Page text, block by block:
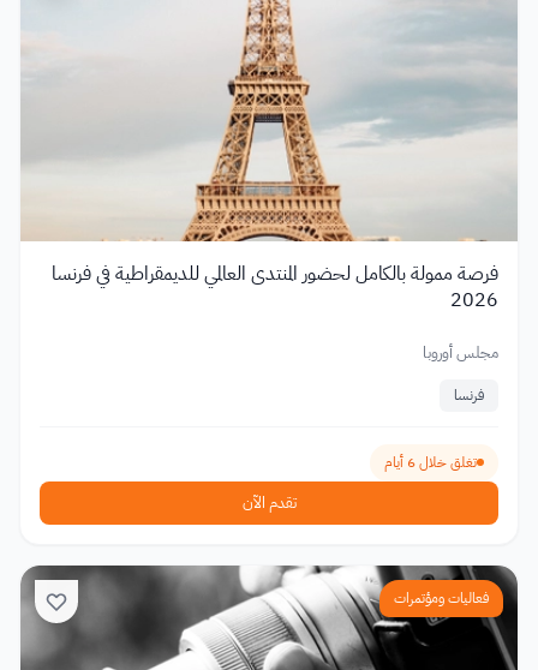
فرصة ممولة بالكامل لحضور المنتدى العالمي للديمقراطية في فرنسا
2026
مجلس أوروبا
فرنسا
تغلق خلال 6 أيام
تقدم الآن
فعاليات ومؤتمرات